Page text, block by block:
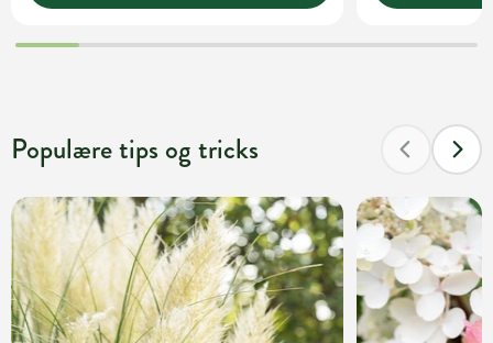
Populære tips og tricks